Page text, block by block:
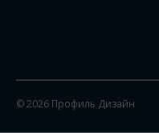
© 2026 Профиль Дизайн